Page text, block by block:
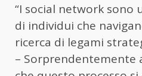
“I social network sono
di individui che
ricerca di legami
– Sorprendentemente